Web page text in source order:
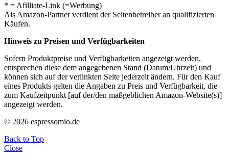
* = Afilliate-Link (=Werbung)
Als Amazon-Partner verdient der Seitenbetreiber an qualifizierten
Käufen.
Hinweis zu Preisen und Verfügbarkeiten
Sofern Produktpreise und Verfügbarkeiten angezeigt werden,
entsprechen diese dem angegebenen Stand (Datum/Uhrzeit) und
können sich auf der verlinkten Seite jederzeit ändern. Für den Kauf
eines Produkts gelten die Angaben zu Preis und Verfügbarkeit, die
zum Kaufzeitpunkt [auf der/den maßgeblichen Amazon-Website(s)]
angezeigt werden.
© 2026 espressomio.de
Back to Top
Close